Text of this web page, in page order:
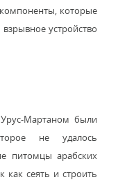
которые
устройство
Мартаном были
не удалось
питомцы арабских
как сеять и строить